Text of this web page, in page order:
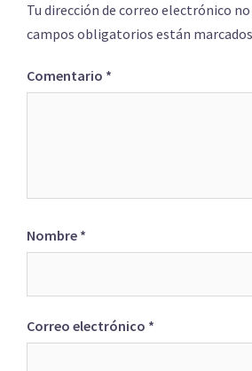
Tu dirección de correo electrónico
campos obligatorios están
Comentario *
Nombre *
Correo electrónico *